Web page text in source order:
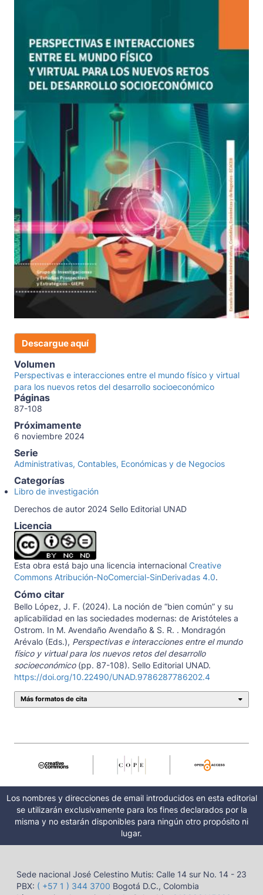
Descargue aquí
Volumen
Perspectivas e interacciones entre el mundo físico y virtual
para los nuevos retos del desarrollo socioeconómico
Páginas
87-108
Próximamente
6 noviembre 2024
Serie
Administrativas, Contables, Económicas y de Negocios
Categorías
Libro de investigación
Derechos de autor 2024 Sello Editorial UNAD
Licencia
Esta obra está bajo una licencia internacional Creative
Commons Atribución-NoComercial-SinDerivadas 4.0.
Cómo citar
Bello López, J. F. (2024). La noción de “bien común” y su
aplicabilidad en las sociedades modernas: de Aristóteles a
Ostrom. In M. Avendaño Avendaño & S. R. . Mondragón
Arévalo (Eds.), Perspectivas e interacciones entre el mundo
físico y virtual para los nuevos retos del desarrollo
socioeconómico(pp. 87-108). Sello Editorial UNAD.
https://doi.org/10.22490/UNAD.9786287786202.4
Más formatos de cita
Los nombres y direcciones de email introducidos en esta editorial
se utilizarán exclusivamente para los fines declarados por la
misma y no estarán disponibles para ningún otro propósito ni
lugar.
Sede nacional José Celestino Mutis: Calle 14 sur No. 14 - 23
PBX: ( +57 1 ) 344 3700 Bogotá D.C., Colombia